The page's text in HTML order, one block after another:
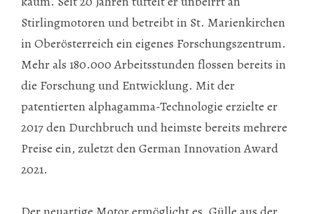
Stirlingmotoren und betreibt in St. Marienkirchen
in Oberösterreich ein eigenes Forschungszentrum.
Mehr als 180.000 Arbeitsstunden flossen bereits in
die Forschung und Entwicklung. Mit der
patentierten alphagamma-Technologie erzielte er
2017 den Durchbruch und heimste bereits mehrere
Preise ein, zuletzt den German Innovation Award
2021.